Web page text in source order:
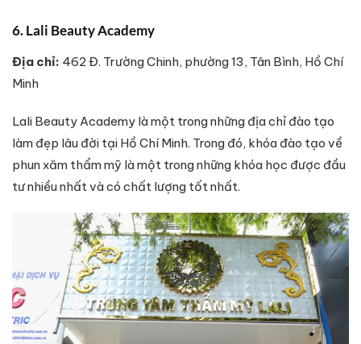
6. Lali Beauty Academy
Địa chỉ: 462 Đ. Trường Chinh, phường 13, Tân Bình, Hồ Chí
Minh
Lali Beauty Academy là một trong những địa chỉ đào tạo
làm đẹp lâu đời tại Hồ Chí Minh. Trong đó, khóa đào tạo về
phun xăm thẩm mỹ là một trong những khóa học được đầu
tư nhiều nhất và có chất lượng tốt nhất.